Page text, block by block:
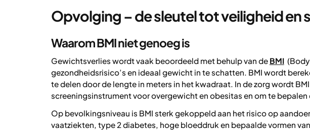
Opvolging – de sleutel tot veiligheid en
Waarom BMI niet genoeg is
Gewichtsverlies wordt vaak beoordeeld met behulp van de BMI
gezondheidsrisico’s en ideaal gewicht in te schatten. BMI wordt
te delen door de lengte in meters in het kwadraat. In de zorg wordt
screeningsinstrument voor overgewicht en obesitas en om te
Op bevolkingsniveau is BMI sterk gekoppeld aan het risico op
vaatziekten, type 2 diabetes, hoge bloeddruk en bepaalde vormen